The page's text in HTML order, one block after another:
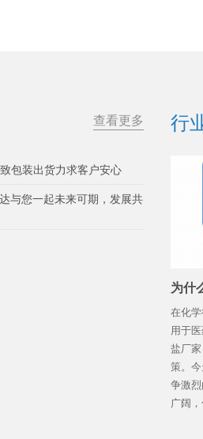
查看更多
包装出货力求客户安心
与您一起未来可期，发展共
行
为什
在化
用于
盐厂
策。
争激
广阔